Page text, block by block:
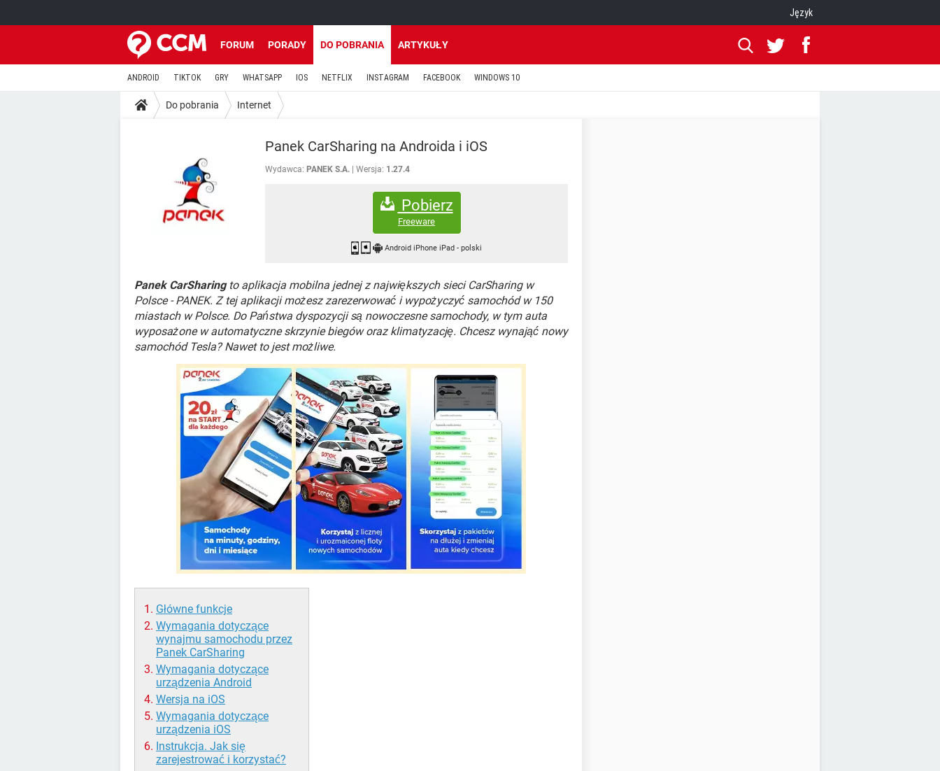
Język
FORUM PORADY DO POBRANIA ARTYKUŁY
ANDROID TIKTOK GRY WHATSAPP IOS NETFLIX INSTAGRAM FACEBOOK WINDOWS 10
Do pobrania Internet
Panek CarSharing na Androida i iOS
Wydawca: PANEK S.A. Wersja: 1.27.4
Pobierz
Freeware
Android iPhone iPad - polski
Panek CarSharingto aplikacja mobilna jednej z największych sieci CarSharing w
Polsce - PANEK. Z tej aplikacji możesz zarezerwować i wypożyczyć samochód w 150
miastach w Polsce. Do Państwa dyspozycji są nowoczesne samochody, w tym auta
wyposażone w automatyczne skrzynie biegów oraz klimatyzację. Chcesz wynająć nowy
samochód Tesla? Nawet to jest możliwe.
Główne funkcje
Wymagania dotyczące
wynajmu samochodu przez
Panek CarSharing
Wymagania dotyczące
urządzenia Android
Wersja na iOS
Wymagania dotyczące
urządzenia iOS
Instrukcja. Jak się
zarejestrować i korzystać?